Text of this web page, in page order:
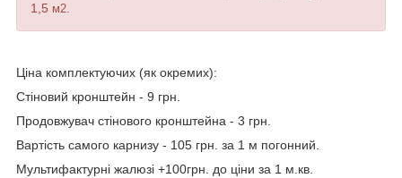
1,5 м2.
Ціна комплектуючих (як окремих):
Стіновий кронштейн - 9 грн.
Продовжувач стінового кронштейна - 3 грн.
Вартість самого карнизу - 105 грн. за 1 м погонний.
Мультифактурні жалюзі +100грн. до ціни за 1 м.кв.